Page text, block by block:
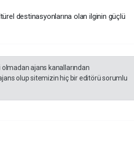
destinasyonlarına olan ilginin güçlü
ajans kanallarından
olup sitemizin hiç bir editörü sorumlu